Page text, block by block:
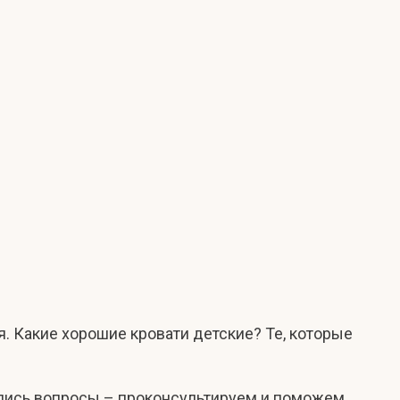
Какие хорошие кровати детские? Те, которые